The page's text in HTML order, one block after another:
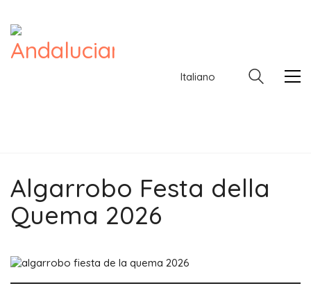
Italiano
Italiano
Algarrobo Festa della
Quema 2026